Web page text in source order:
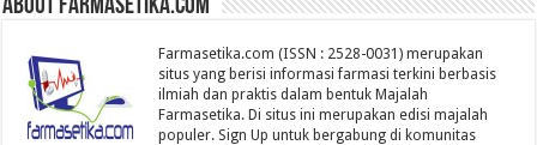
About farmasetika.com
Farmasetika.com (ISSN : 2528-0031) merupakan
situs yang berisi informasi farmasi terkini berbasis
ilmiah dan praktis dalam bentuk Majalah
Farmasetika. Di situs ini merupakan edisi majalah
populer. Sign Up untuk bergabung di komunitas